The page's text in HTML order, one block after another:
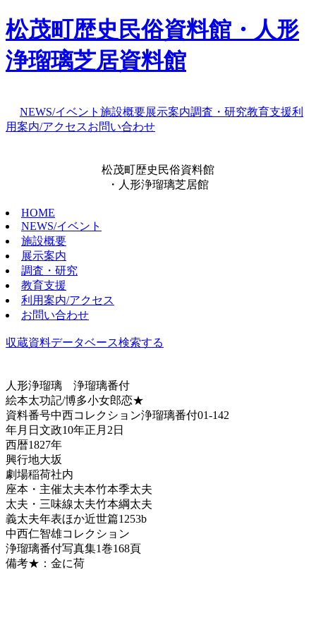
松茂町歴史民俗資料館・人形
浄瑠璃芝居資料館
NEWS/イベント 施設概要展示案内調査・研究教育支援利
用案内/アクセスお問い合わせ
松茂町歴史民俗資料館
・人形浄瑠璃芝居館
HOME
NEWS/イベント
施設概要
展示案内
調査・研究
教育支援
利用案内/アクセス
お問い合わせ
収蔵資料データベース検索する
人形浄瑠璃 浄瑠璃番付
絵本太功記/博多小女郎恋★
資料番号中西コレクション浄瑠璃番付01-142
年月日 文政10年正月2日
西暦1827年
興行地大坂
劇場稲荷社内
座本・主催太夫本竹本季太夫
太夫・三味線太夫竹本綱太夫
義太夫年表ほか近世篇1253b
中西仁智雄コレクション
浄瑠璃番付写真集1巻168頁
備考★：金に荷